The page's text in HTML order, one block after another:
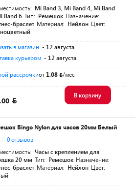
Mi Band 3, Mi Band 4, Mi Band
Band 6 Тип: Ремешок Назначение:
браслет Материал: Нейлон Цвет:
в магазин - 12 августа
курьером - 12 августа
рассрочкиот 1,08 /мес
00
В корзину
Bingo Nylon для часов 20мм Белый
0 отзывов
Часы с креплением для
20 мм Тип: Ремешок Назначение:
браслет Материал: Нейлон Цвет: